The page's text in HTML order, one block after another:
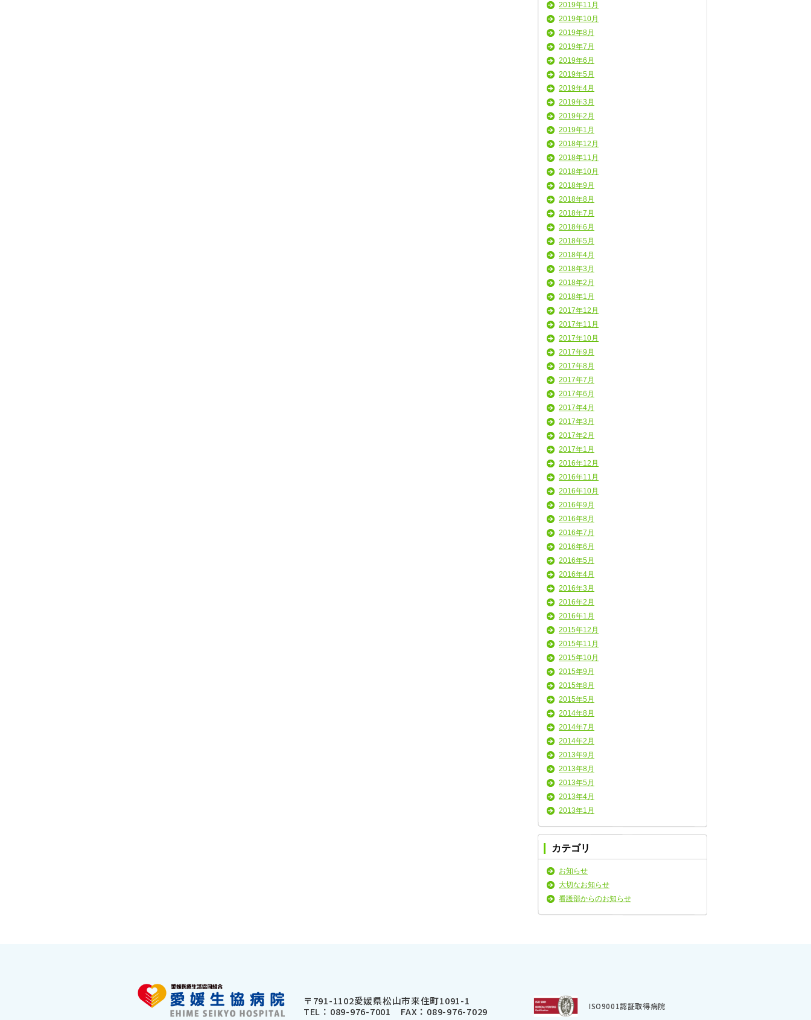
2019年11月
2019年10月
2019年8月
2019年7月
2019年6月
2019年5月
2019年4月
2019年3月
2019年2月
2019年1月
2018年12月
2018年11月
2018年10月
2018年9月
2018年8月
2018年7月
2018年6月
2018年5月
2018年4月
2018年3月
2018年2月
2018年1月
2017年12月
2017年11月
2017年10月
2017年9月
2017年8月
2017年7月
2017年6月
2017年4月
2017年3月
2017年2月
2017年1月
2016年12月
2016年11月
2016年10月
2016年9月
2016年8月
2016年7月
2016年6月
2016年5月
2016年4月
2016年3月
2016年2月
2016年1月
2015年12月
2015年11月
2015年10月
2015年9月
2015年8月
2015年5月
2014年8月
2014年7月
2014年2月
2013年9月
2013年8月
2013年5月
2013年4月
2013年1月
カテゴリ
お知らせ
大切なお知らせ
看護部からのお知らせ
〒791-1102愛媛県松山市来住町1091-1
TEL： 089-976-7001 FAX：089-976-7029 ISO9001認証取得病院